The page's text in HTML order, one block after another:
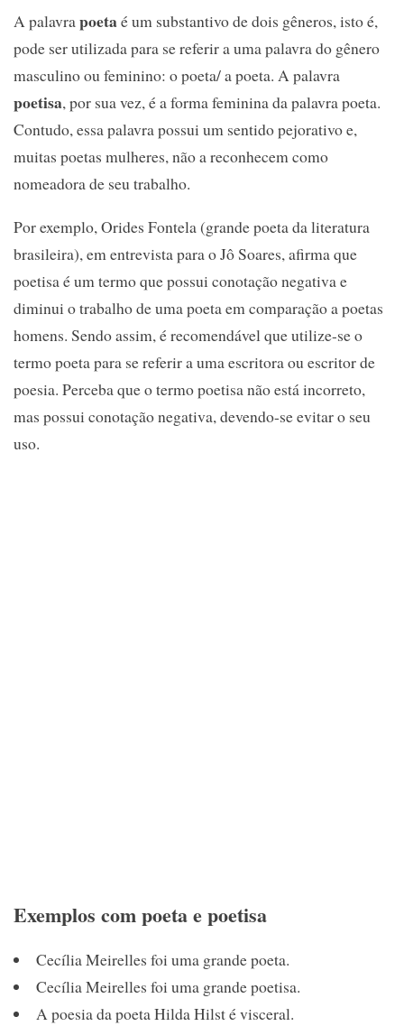
A palavrapoetaé um substantivo de dois gêneros, isto é,
pode ser utilizada para se referir a uma palavra do gênero
masculino ou feminino: o poeta/ a poeta. A palavra
poetisa, por sua vez, é a forma feminina da palavra poeta.
Contudo, essa palavra possui um sentido pejorativo e,
muitas poetas mulheres, não a reconhecem como
nomeadora de seu trabalho.
Por exemplo, Orides Fontela (grande poeta da literatura
brasileira), em entrevista para o Jô Soares, afirma que
poetisa é um termo que possui conotação negativa e
diminui o trabalho de uma poeta em comparação a poetas
homens. Sendo assim, é recomendável que utilize-se o
termo poeta para se referir a uma escritora ou escritor de
poesia. Perceba que o termo poetisa não está incorreto,
mas possui conotação negativa, devendo-se evitar o seu
uso.
Exemplos com poeta e poetisa
Cecília Meirelles foi uma grande poeta.
Cecília Meirelles foi uma grande poetisa.
A poesia da poeta Hilda Hilst é visceral.